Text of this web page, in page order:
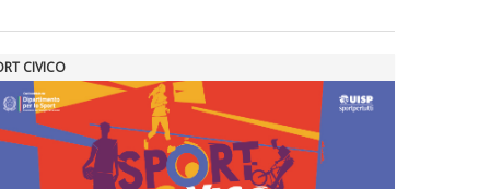
CIVICO